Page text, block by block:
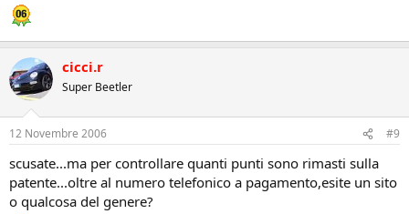
cicci.r
Super Beetler
12 Novembre 2006 #9
scusate...ma per controllare quanti punti sono rimasti sulla
patente...oltre al numero telefonico a pagamento,esite un sito
o qualcosa del genere?